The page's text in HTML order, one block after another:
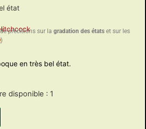
état
précisions sur la gradation des états et sur les
)
en très bel état.
disponible : 1